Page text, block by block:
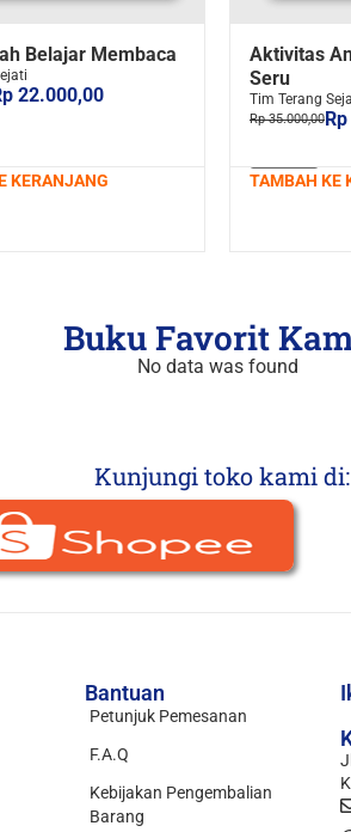
Belajar Membaca
22.000,00
KERANJANG
Aktivitas
Seru
Tim Terang
Rp 35.000,00
TAMBAH KE
Buku Favorit
No data was found
Kunjungi toko kami di:
Bantuan
Petunjuk Pemesanan
F.A.Q
Kebijakan Pengembalian
Barang